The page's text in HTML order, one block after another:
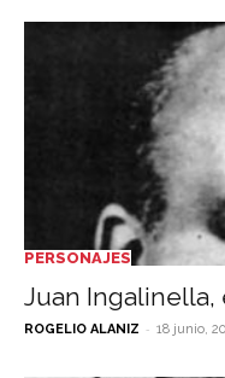
PERSONAJES
Juan
ROGELIO ALANIZ - 18 junio,